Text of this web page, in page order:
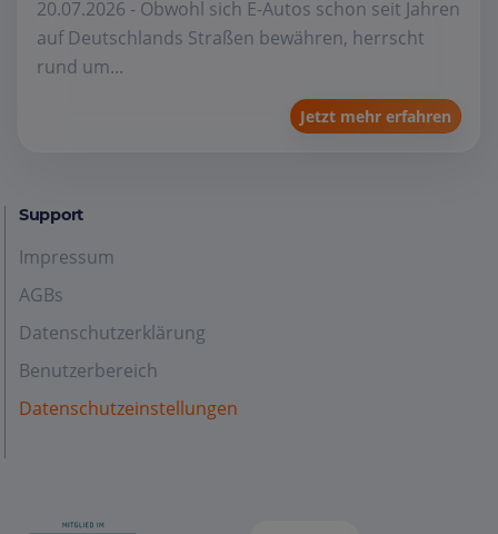
20.07.2026 - Obwohl sich E-Autos schon seit Jahren
auf Deutschlands Straßen bewähren, herrscht
rund um...
Jetzt mehr erfahren
Support
Impressum
AGBs
Datenschutzerklärung
Benutzerbereich
Datenschutzeinstellungen